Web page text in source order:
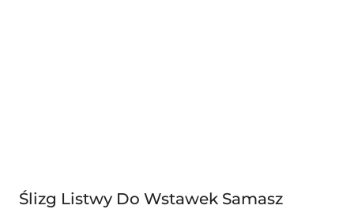
Ślizg Listwy Do Wstawek Samasz